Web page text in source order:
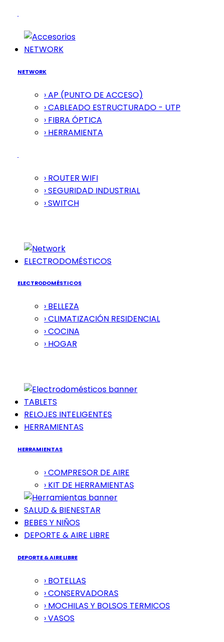
NETWORK
NETWORK
› AP (PUNTO DE ACCESO)
› CABLEADO ESTRUCTURADO - UTP
› FIBRA ÓPTICA
› HERRAMIENTA
› ROUTER WIFI
› SEGURIDAD INDUSTRIAL
› SWITCH
ELECTRODOMÉSTICOS
ELECTRODOMÉSTICOS
› BELLEZA
› CLIMATIZACIÓN RESIDENCIAL
› COCINA
› HOGAR
TABLETS
RELOJES INTELIGENTES
HERRAMIENTAS
HERRAMIENTAS
› COMPRESOR DE AIRE
› KIT DE HERRAMIENTAS
SALUD & BIENESTAR
BEBES Y NIÑOS
DEPORTE & AIRE LIBRE
DEPORTE & AIRE LIBRE
› BOTELLAS
› CONSERVADORAS
› MOCHILAS Y BOLSOS TERMICOS
› VASOS